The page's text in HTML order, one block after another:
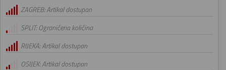
ZAGREB: Artikal dostupan
SPLIT: Ograničena količina
RIJEKA: Artikal dostupan
OSIJEK: Artikal dostupan